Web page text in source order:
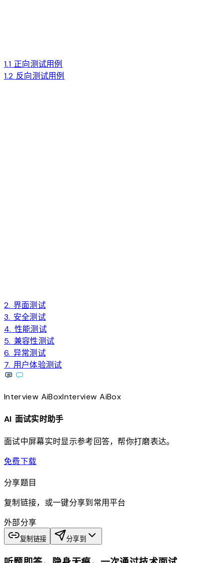
1.1 正向测试用例
1.2 反向测试用例
2. 界面测试
3. 安全测试
4. 性能测试
5. 兼容性测试
6. 异常测试
7. 用户体验测试
Interview AiBoxInterviewAiBox
AI 面试实时助手
面试中屏幕实时显示参考回答，帮你打磨表达。
免费下载download
分享题目
复制链接，或一键分享到常用平台
外部分享
复制链接 分享到